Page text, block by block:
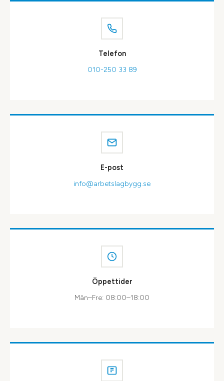
Telefon
010-250 33 89
E-post
info@arbetslagbygg.se
Öppettider
Mån–Fre: 08:00–18:00